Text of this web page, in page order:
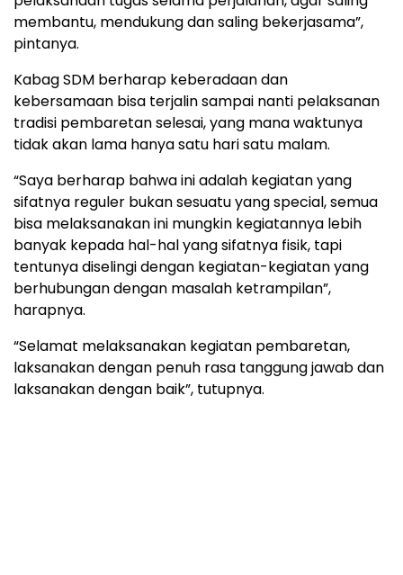
membantu, mendukung dan saling bekerjasama”,
pintanya.
Kabag SDM berharap keberadaan dan
kebersamaan bisa terjalin sampai nanti pelaksanan
tradisi pembaretan selesai, yang mana waktunya
tidak akan lama hanya satu hari satu malam.
“Saya berharap bahwa ini adalah kegiatan yang
sifatnya reguler bukan sesuatu yang special, semua
bisa melaksanakan ini mungkin kegiatannya lebih
banyak kepada hal-hal yang sifatnya fisik, tapi
tentunya diselingi dengan kegiatan-kegiatan yang
berhubungan dengan masalah ketrampilan”,
harapnya.
“Selamat melaksanakan kegiatan pembaretan,
laksanakan dengan penuh rasa tanggung jawab dan
laksanakan dengan baik”, tutupnya.